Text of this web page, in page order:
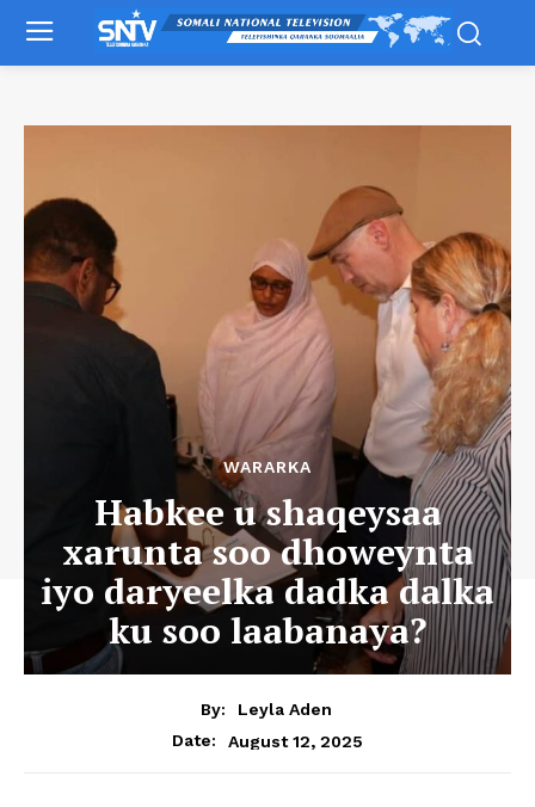
WARARKA
Habkee u shaqeysaa
xarunta soo dhoweynta
iyo daryeelka dadka dalka
ku soo laabanaya?
By:
Leyla Aden
Date:
August 12, 2025